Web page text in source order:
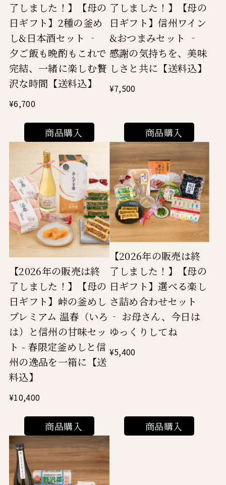
了しました！】【母の
日ギフト】2種の釜め
し&日本酒セット ‐
夕ご飯も晩酌もこれで
完結、一緒に楽しむ贅
沢な時間【送料込】
¥6,700
商品購入
了しました！】【母の
日ギフト】信州ワイン
&おつまみセット ‐
感謝の気持ちを、美味
しさと共に【送料込】
¥7,500
商品購入
【2026年の販売は終
了しました！】【母の
日ギフト】峠の釜めし
プレミアム 温春（いろ
は）と信州の甘味セッ
ト - 春限定釜めしと信
州の逸品を一箱に【送
料込】
¥10,400
商品購入
【2026年の販売は終
了しました！】【母の
日ギフト】選べる楽し
さ詰め合わせセット
‐ お母さん、今日は
ゆっくりしてね
¥5,400
商品購入